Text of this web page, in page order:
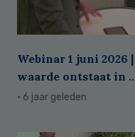
Webinar 1 juni
waarde ontstaat in
· 6 jaar geleden